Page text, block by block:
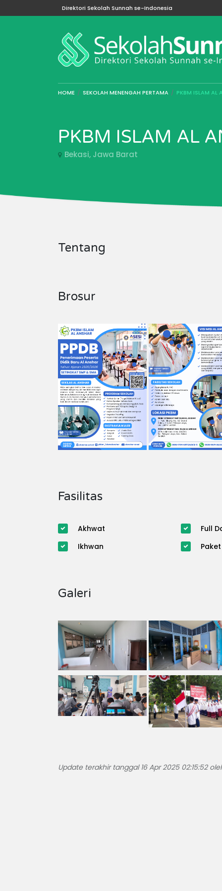
Direktori Sekolah Sunnah se-Indonesia
HOME SEKOLAH MENENGAH PERTAMA PKBM ISLAM AL
PKBM ISLAM AL
Bekasi, Jawa Barat
Tentang
Brosur
Fasilitas
Akhwat
Ikhwan
Full
Galeri
Update terakhir tanggal 16 Apr 2025 02:15:52